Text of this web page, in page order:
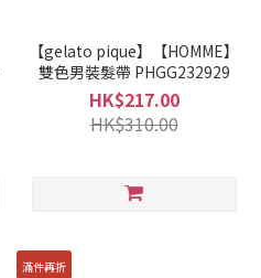
【gelato pique】【HOMME】
雙色男裝髮帶 PHGG232929
HK$217.00
HK$310.00
滿件再折